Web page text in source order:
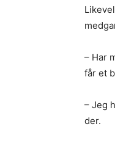
– Har
får et
– Jeg
der.